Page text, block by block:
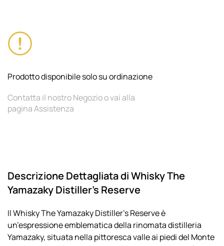
Prodotto disponibile solo su ordinazione
Contatta il nostro Negozio o vai alla
pagina Assistenza
Descrizione Dettagliata di Whisky The
Yamazaky Distiller’s Reserve
Il Whisky The Yamazaky Distiller’s Reserve è
un’espressione emblematica della rinomata distilleria
Yamazaky, situata nella pittoresca valle ai piedi del Monte